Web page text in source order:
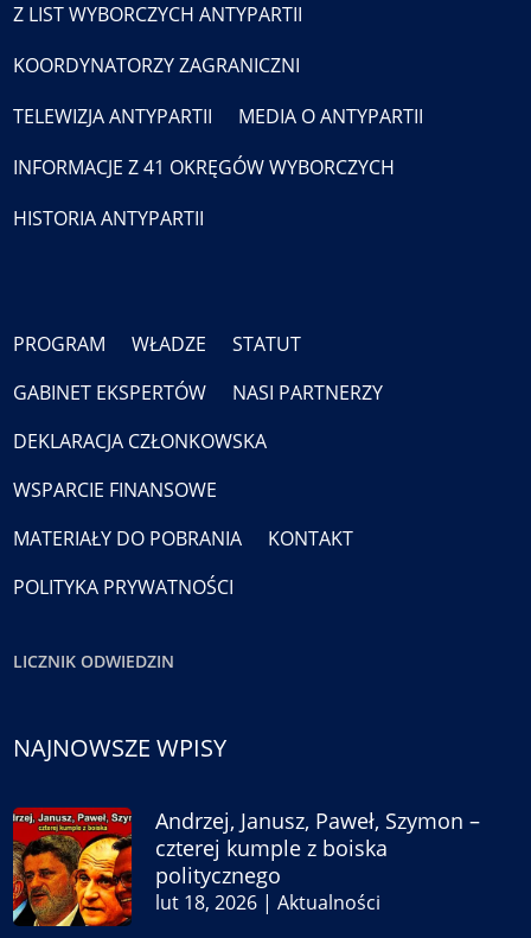
Z LIST WYBORCZYCH ANTYPARTII
KOORDYNATORZY ZAGRANICZNI
TELEWIZJA ANTYPARTII
MEDIA O ANTYPARTII
INFORMACJE Z 41 OKRĘGÓW WYBORCZYCH
HISTORIA ANTYPARTII
PROGRAM WŁADZE
STATUT
GABINET EKSPERTÓW
NASI PARTNERZY
DEKLARACJA CZŁONKOWSKA
WSPARCIE FINANSOWE
MATERIAŁY DO POBRANIA
KONTAKT
POLITYKA PRYWATNOŚCI
LICZNIK ODWIEDZIN
NAJNOWSZE WPISY
Andrzej, Janusz, Paweł, Szymon –
czterej kumple z boiska
politycznego
lut 18, 2026 |Aktualności